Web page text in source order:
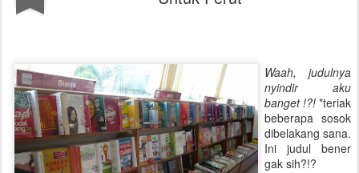
Waah, judulnya
nyindir aku
banget !?! *teriak
beberapa sosok
dibelakang sana.
Ini judul bener
gak sih?!?